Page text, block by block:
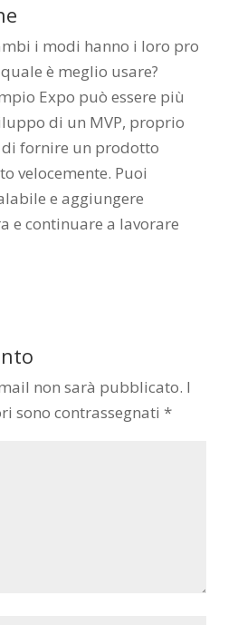
i modi hanno i loro pro
è meglio usare?
Expo può essere più
di un MVP, proprio
di fornire un prodotto
velocemente. Puoi
e aggiungere
e continuare a lavorare
non sarà pubblicato. I
sono contrassegnati *